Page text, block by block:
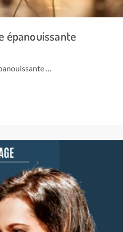
épanouissante
…